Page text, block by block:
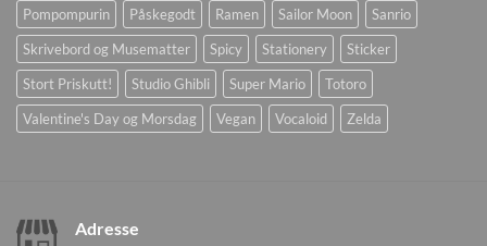
Pompompurin
Påskegodt Ramen Sailor Moon
Sanrio
Skrivebord og Musematter
Spicy Stationery
Sticker
Stort Priskutt!
Studio Ghibli Super Mario
Totoro
Valentine's Day og Morsdag
Vegan Vocaloid Zelda
Adresse